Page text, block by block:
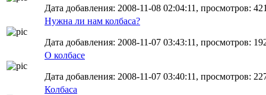
Дата добавления: 2008-11-08 02:04:11, просмотров:
Нужна ли нам колбаса?
Дата добавления: 2008-11-07 03:43:11, просмотров:
О колбасе
Дата добавления: 2008-11-07 03:40:11, просмотров:
Колбаса